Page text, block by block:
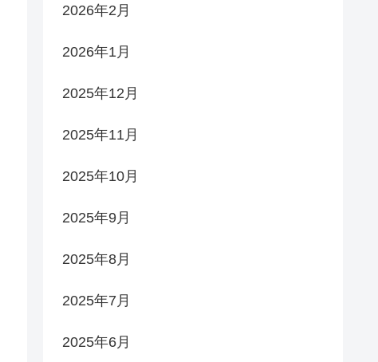
2026年2月
2026年1月
2025年12月
2025年11月
2025年10月
2025年9月
2025年8月
2025年7月
2025年6月